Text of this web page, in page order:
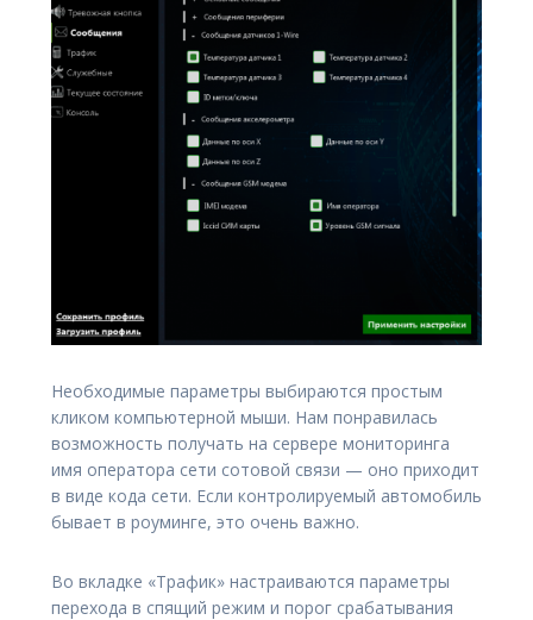
Необходимые параметры выбираются простым
кликом компьютерной мыши. Нам понравилась
возможность получать на сервере мониторинга
имя оператора сети сотовой связи — оно приходит
в виде кода сети. Если контролируемый автомобиль
бывает в роуминге, это очень важно.
Во вкладке «Трафик» настраиваются параметры
перехода в спящий режим и порог срабатывания